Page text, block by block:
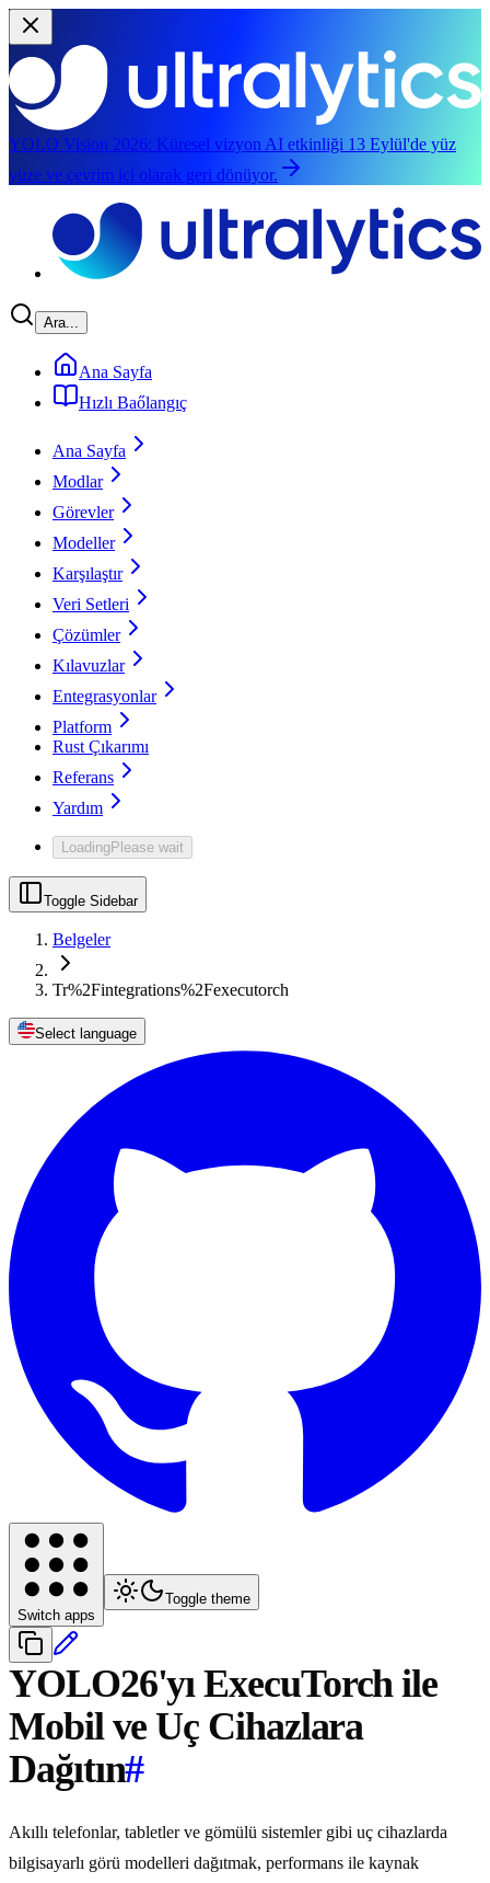
YOLO Vision 2026: Küresel vizyon AI etkinliği 13 Eylül'de yüz
yüze ve çevrim içi olarak geri dönüyor.
Ara...
Ana Sayfa
Hızlı Baőlangıç
Ana Sayfa
Modlar
Görevler
Modeller
Karşılaştır
Veri Setleri
Çözümler
Kılavuzlar
Entegrasyonlar
Platform
Rust Çıkarımı
Referans
Yardım
LoadingPlease wait
Toggle Sidebar
Belgeler
Tr%2Fintegrations%2Fexecutorch
Select language
Switch apps
Toggle theme
YOLO26'yı ExecuTorch ile
Mobil ve Uç Cihazlara
Dağıtın#
Akıllı telefonlar, tabletler ve gömülü sistemler gibi uç cihazlarda
bilgisayarlı görü modelleri dağıtmak, performans ile kaynak